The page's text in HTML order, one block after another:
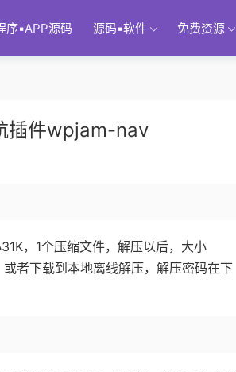
序▪APP源码 源码▪软件 免费资源
插件wpjam-nav
，1个压缩文件，解压以后，大小
者下载到本地离线解压，解压密码在下